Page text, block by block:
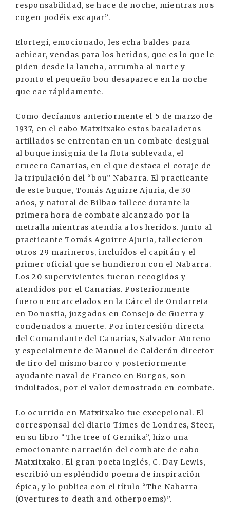
responsabilidad, se hace de noche, mientras nos
cogen podéis escapar”.
Elortegi, emocionado, les echa baldes para
achicar, vendas para los heridos, que es lo que le
piden desde la lancha, arrumba al norte y
pronto el pequeño bou desaparece en la noche
que cae rápidamente.
Como decíamos anteriormente el 5 de marzo de
1937, en el cabo Matxitxako estos bacaladeros
artillados se enfrentan en un combate desigual
al buque insignia de la flota sublevada, el
crucero Canarias, en el que destaca el coraje de
la tripulación del “bou” Nabarra. El practicante
de este buque, Tomás Aguirre Ajuria, de 30
años, y natural de Bilbao fallece durante la
primera hora de combate alcanzado por la
metralla mientras atendía a los heridos. Junto al
practicante Tomás Aguirre Ajuria, fallecieron
otros 29 marineros, incluídos el capitán y el
primer oficial que se hundieron con el Nabarra.
Los 20 supervivientes fueron recogidos y
atendidos por el Canarias. Posteriormente
fueron encarcelados en la Cárcel de Ondarreta
en Donostia, juzgados en Consejo de Guerra y
condenados a muerte. Por intercesión directa
del Comandante del Canarias, Salvador Moreno
y especialmente de Manuel de Calderón director
de tiro del mismo barco y posteriormente
ayudante naval de Franco en Burgos, son
indultados, por el valor demostrado en combate.
Lo ocurrido en Matxitxako fue excepcional. El
corresponsal del diario Times de Londres, Steer,
en su libro “The tree of Gernika”, hizo una
emocionante narración del combate de cabo
Matxitxako. El gran poeta inglés, C. Day Lewis,
escribió un espléndido poema de inspiración
épica, y lo publica con el título “The Nabarra
(Overtures to death and otherpoems)”.